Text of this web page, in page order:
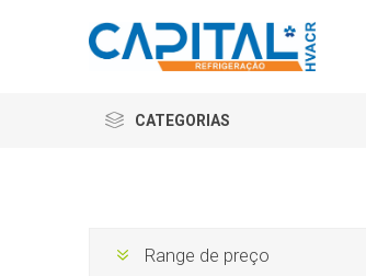
CATEGORIAS
Range de preço